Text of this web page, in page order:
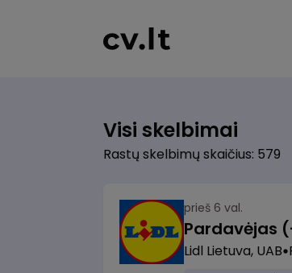
Visi skelbimai
Rastų skelbimų skaičius: 579
prieš 6 val.
Lidl Lietuva, UAB